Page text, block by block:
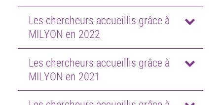
Les chercheurs accueillis grâce à
MILYON en 2022
Les chercheurs accueillis grâce à
MILYON en 2021